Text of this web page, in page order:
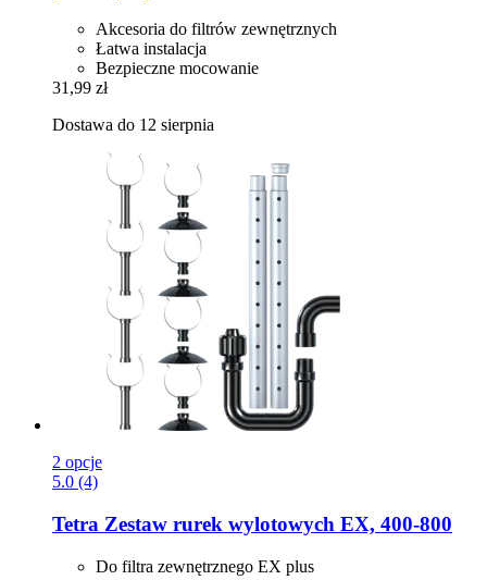
Akcesoria do filtrów zewnętrznych
Łatwa instalacja
Bezpieczne mocowanie
31,99 zł
Dostawa do 12 sierpnia
2 opcje
5.0 (4)
Tetra Zestaw rurek wylotowych EX, 400-​800
Do filtra zewnętrznego EX plus